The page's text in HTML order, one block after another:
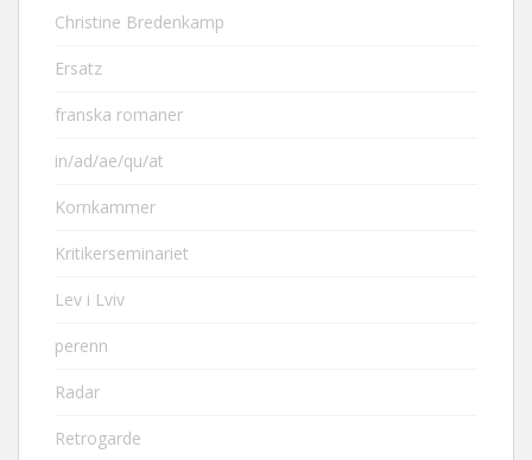
Christine Bredenkamp
Ersatz
franska romaner
in/ad/ae/qu/at
Kornkammer
Kritikerseminariet
Lev i Lviv
perenn
Radar
Retrogarde